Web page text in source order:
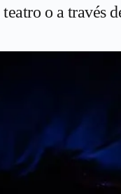
o a través